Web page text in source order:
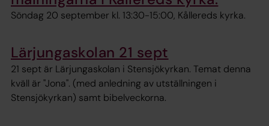
Söndag 20 september kl. 13:30-15:00, Kållereds kyrka.
Lärjungaskolan 21 sept
21 sept är Lärjungaskolan i Stensjökyrkan. Temat denna
kväll är "Jona". (med anledning av utställningen i
Stensjökyrkan) samt bibelveckorna.